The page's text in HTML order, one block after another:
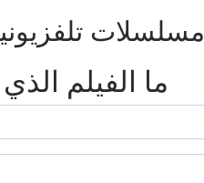
5 مسلسلات
ما الفيلم